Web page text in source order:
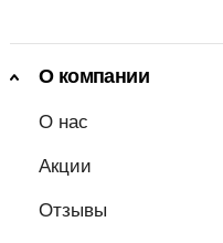
О компании
О нас
Акции
Отзывы